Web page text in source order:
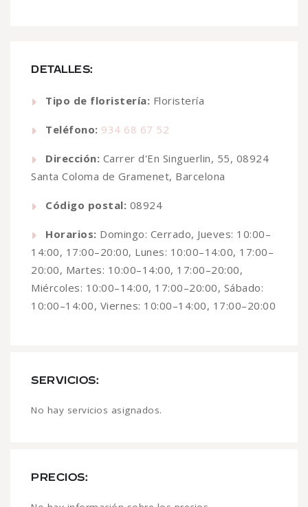
DETALLES:
Tipo de floristería: Floristería
Teléfono: 934 68 67 52
Dirección: Carrer d'En Singuerlin, 55, 08924
Santa Coloma de Gramenet, Barcelona
Código postal: 08924
Horarios: Domingo: Cerrado, Jueves: 10:00–
14:00, 17:00–20:00, Lunes: 10:00–14:00, 17:00–
20:00, Martes: 10:00–14:00, 17:00–20:00,
Miércoles: 10:00–14:00, 17:00–20:00, Sábado:
10:00–14:00, Viernes: 10:00–14:00, 17:00–20:00
SERVICIOS:
No hay servicios asignados.
PRECIOS: